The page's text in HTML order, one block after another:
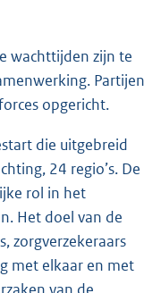
wachttijden zijn te
Partijen
opgericht.
die uitgebreid
24 regio’s. De
rol in het
Het doel van de
zorgverzekeraars
met elkaar en met
van de